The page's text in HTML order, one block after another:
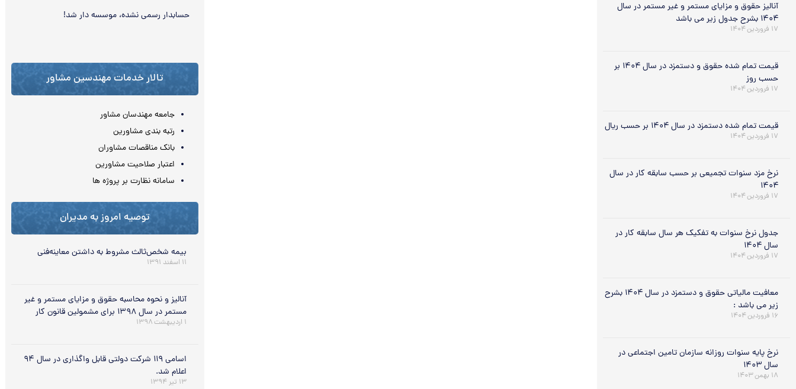
آنالیز حقوق و مزایای مستمر و غیر مستمر در سال
۱۴۰۴ بشرح جدول زیر می باشد
۱۷ فروردین ۱۴۰۴
قیمت تمام شده حقوق و دستمزد در سال ۱۴۰۴ بر
حسب روز
۱۷ فروردین ۱۴۰۴
قیمت تمام شده دستمزد در سال ۱۴۰۴ بر حسب ریال
۱۷ فروردین ۱۴۰۴
نرخ مزد سنوات تجمیعی بر حسب سابقه کار در سال
۱۴۰۴
۱۷ فروردین ۱۴۰۴
جدول نرخ سنوات به تفکیک هر سال سابقه کار در
سال ۱۴۰۴
۱۷ فروردین ۱۴۰۴
معافیت مالیاتی حقوق و دستمزد در سال ۱۴۰۴ بشرح
زیر می باشد :
۱۶ فروردین ۱۴۰۴
نرخ پایه سنوات روزانه سازمان تامین اجتماعی در
سال ۱۴۰۳
۱۸ بهمن ۱۴۰۳
حسابدار رسمی نشده، موسسه‌‏ دار شد!
تالار خدمات مهندسین مشاور
جامعه مهندسان مشاور
رتبه بندی مشاورین
بانک مناقصات مشاوران
اعتبار صلاحیت مشاورین
سامانه نظارت بر پروژه ها
توصیه امروز به مدیران
بیمه شخص‌ثالث مشروط به داشتن معاینه‌فنی
۱۱ اسفند ۱۳۹۱
آنالیز و نحوه محاسبه حقوق و مزایای مستمر و غیر
مستمر در سال ۱۳۹۸ برای مشمولین قانون کار
۱ اردیبهشت ۱۳۹۸
اسامی ۱۱۹ شرکت دولتی قابل واگذاری در سال ۹۴
اعلام شد.
۱۳ تیر ۱۳۹۴